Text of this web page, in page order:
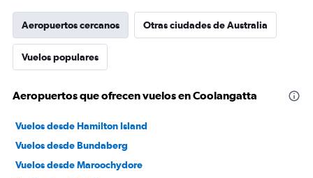
Aeropuertos cercanos Otras ciudades de Australia
Vuelos populares
Aeropuertos que ofrecen vuelos en Coolangatta
Vuelos desde Hamilton Island
Vuelos desde Bundaberg
Vuelos desde Maroochydore